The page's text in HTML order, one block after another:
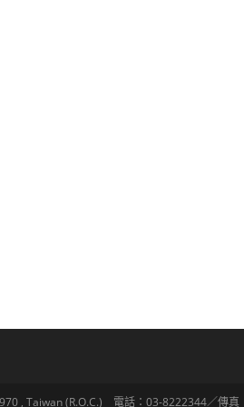
, Taiwan (R.O.C.) 電話：03-8222344／傳